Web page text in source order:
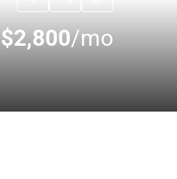
$2,800/mo